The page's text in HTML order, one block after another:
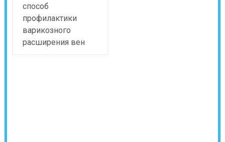
способ
профилактики
варикозного
расширения вен